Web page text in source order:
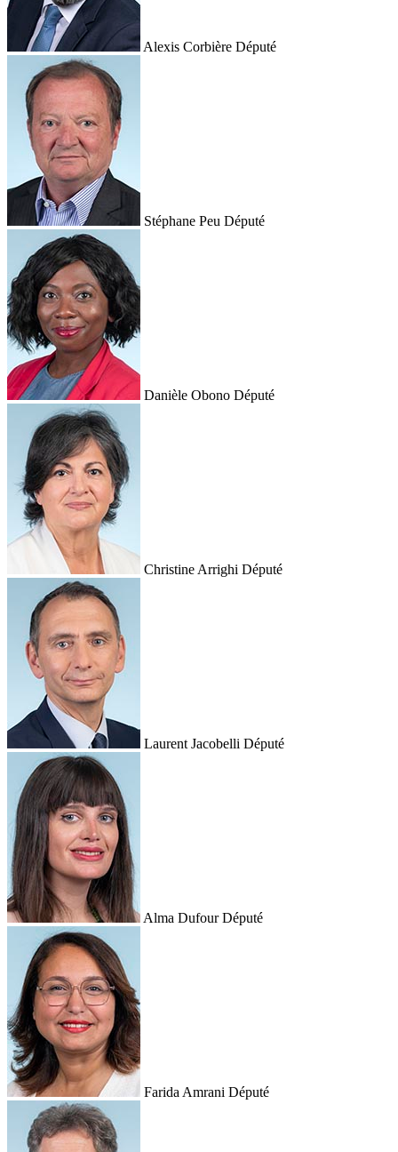
Alexis Corbière Député
Stéphane Peu Député
Danièle Obono Député
Christine Arrighi Député
Laurent Jacobelli Député
Alma Dufour Député
Farida Amrani Député